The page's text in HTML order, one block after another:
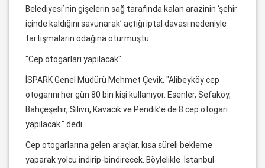
Belediyesi`nin gişelerin sağ tarafında kalan arazinin ‘şehir
içinde kaldığını savunarak’ açtığı iptal davası nedeniyle
tartışmaların odağına oturmuştu.
"Cep otogarları yapılacak"
İSPARK Genel Müdürü Mehmet Çevik, "Alibeyköy cep
otogarını her gün 80 bin kişi kullanıyor. Esenler, Sefaköy,
Bahçeşehir, Silivri, Kavacık ve Pendik’e de 8 cep otogarı
yapılacak." dedi.
Cep otogarlarına gelen araçlar, kısa süreli bekleme
yaparak yolcu indirip-bindirecek. Böylelikle İstanbul